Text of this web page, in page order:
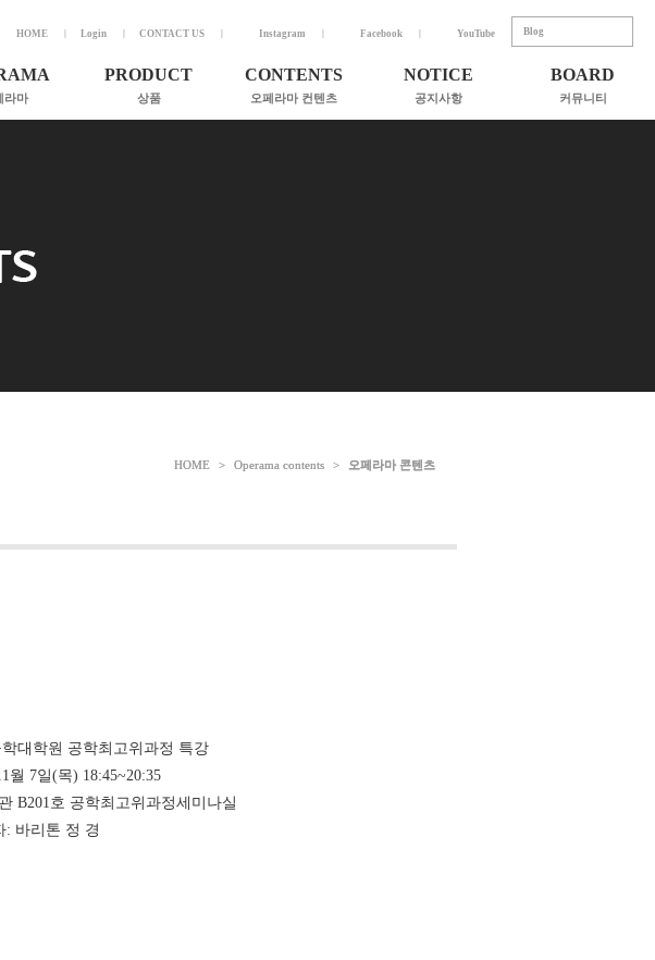
HOME Login CONTACT US Instagram Facebook YouTube Blog
라마
입
PRODUCT
상품
CONTENTS
오페라마 컨텐츠
NOTICE
공지사항
BOARD
커뮤니티
HOME > Operama contents > 오페라마 콘텐츠
대학원 공학최고위과정 특강
월 7일(목) 18:45~20:35
B201호 공학최고위과정세미나실
: 바리톤 정 경
HOME > Operama contents > 오페라마 콘텐츠